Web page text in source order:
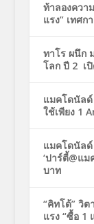
ท้าลองควา
แรง” เทศก
ทาโร ผนึก
โลก ปี 2 เ
แมคโดนัลด์
ใช้เพียง 1
แมคโดนัล
‘ปาร์ตี้@แม
บาท
“คิทโด้” วิต
แรง “ซื้อ 1